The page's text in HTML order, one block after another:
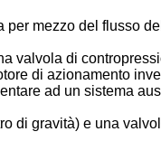
mezzo del flusso
valvola di
di azionamento
ad un sistema
di gravità) e una